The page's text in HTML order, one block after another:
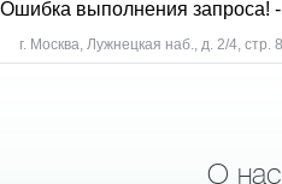
Ошибка выполнения запроса!
г. Москва, Лужнецкая наб., д. 2/4, стр.
О нас